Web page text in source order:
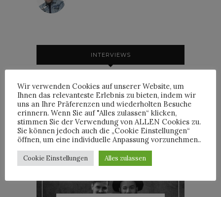
INTERVIEWS
TRIXIE MATTEL IM
INTERVIEW
Wir verwenden Cookies auf unserer Website, um
Ihnen das relevanteste Erlebnis zu bieten, indem wir
uns an Ihre Präferenzen und wiederholten Besuche
erinnern. Wenn Sie auf "Alles zulassen“ klicken,
stimmen Sie der Verwendung von ALLEN Cookies zu.
Sie können jedoch auch die „Cookie Einstellungen“
öffnen, um eine individuelle Anpassung vorzunehmen..
Cookie Einstellungen Alles zulassen